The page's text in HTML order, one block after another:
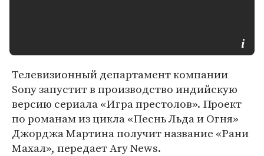
Телевизионный департамент компании
Sony запустит в производство индийскую
версию сериала «Игра престолов». Проект
по романам из цикла «Песнь Льда и Огня»
Джорджа Мартина получит название «Рани
Махал», передает Ary News.